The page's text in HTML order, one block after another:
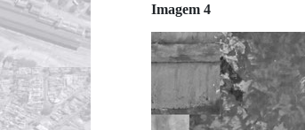
Imagem 4